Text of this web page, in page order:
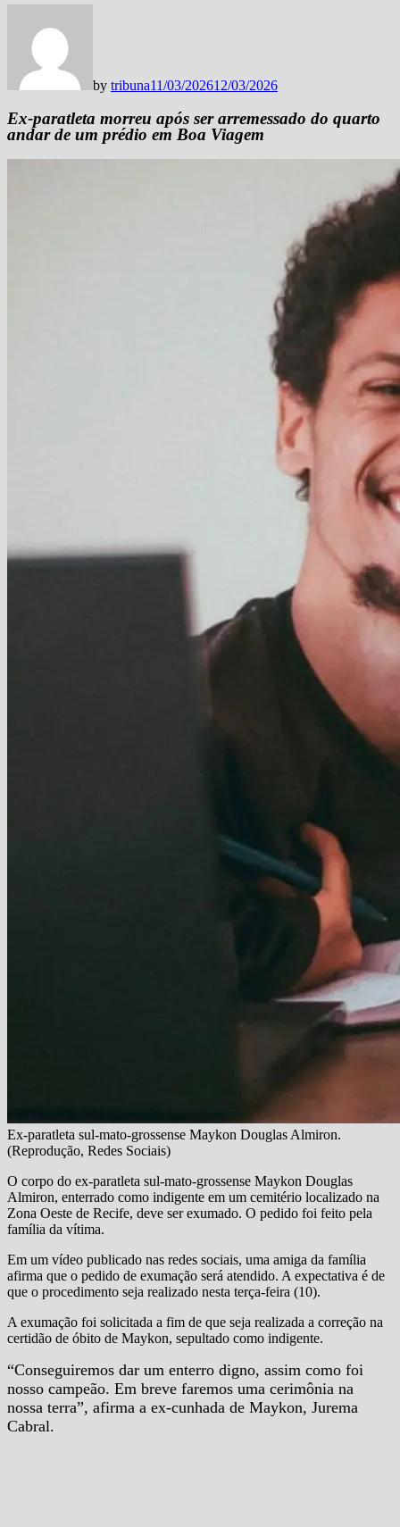
by tribuna11/03/202612/03/2026
Ex-paratleta morreu após ser arremessado do quarto
andar de um prédio em Boa Viagem
Ex-paratleta sul-mato-grossense Maykon Douglas Almiron.
(Reprodução, Redes Sociais)
O corpo do ex-paratleta sul-mato-grossense Maykon Douglas
Almiron, enterrado como indigente em um cemitério localizado na
Zona Oeste de Recife, deve ser exumado. O pedido foi feito pela
família da vítima.
Em um vídeo publicado nas redes sociais, uma amiga da família
afirma que o pedido de exumação será atendido. A expectativa é de
que o procedimento seja realizado nesta terça-feira (10).
A exumação foi solicitada a fim de que seja realizada a correção na
certidão de óbito de Maykon, sepultado como indigente.
“Conseguiremos dar um enterro digno, assim como foi
nosso campeão. Em breve faremos uma cerimônia na
nossa terra”, afirma a ex-cunhada de Maykon, Jurema
Cabral.